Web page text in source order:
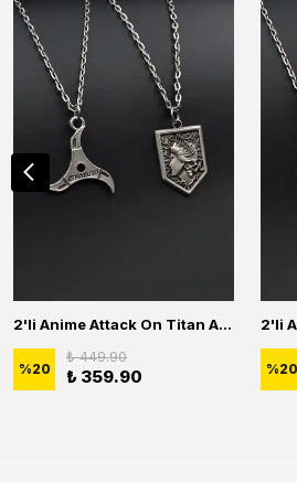
2'li Anime Attack On Titan Acrylic Maria Anime Naruto Erkek Kadın Kolye Seti
%20
₺ 449.90
₺ 359.90 %20